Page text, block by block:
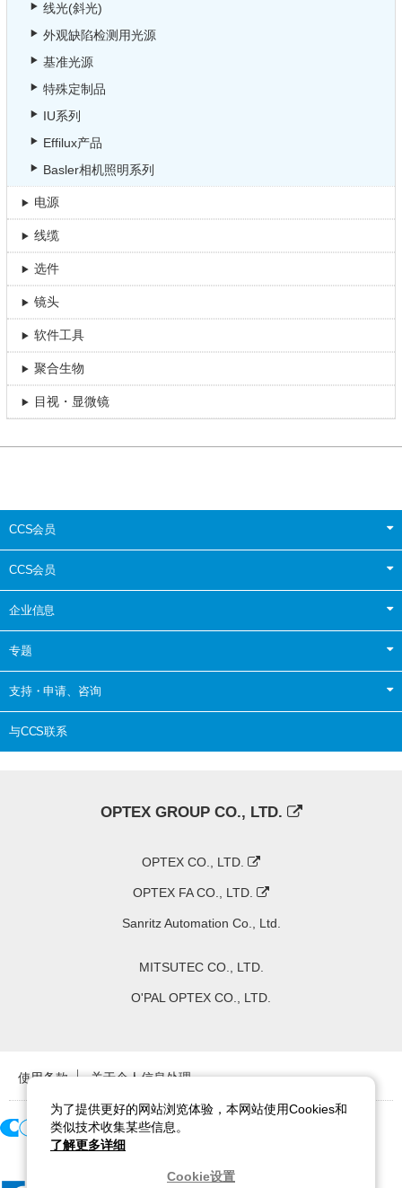
线光(斜光)
外观缺陷检测用光源
基准光源
特殊定制品
IU系列
Effilux产品
Basler相机照明系列
电源
线缆
选件
镜头
软件工具
聚合生物
目视・显微镜
CCS会员
CCS会员
企业信息
专题
支持・申请、咨询
与CCS联系
OPTEX GROUP CO., LTD.
OPTEX CO., LTD.
OPTEX FA CO., LTD.
Sanritz Automation Co., Ltd.
MITSUTEC CO., LTD.
O'PAL OPTEX CO., LTD.
使用条款 关于个人信息处理
为了提供更好的网站浏览体验，本网站使用Cookies和
类似技术收集某些信息。
了解更多详细
Cookie设置